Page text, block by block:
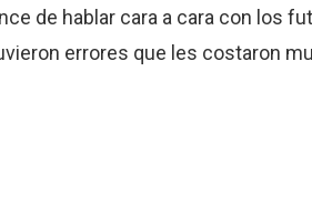
de hablar cara a cara con los
errores que les costaron